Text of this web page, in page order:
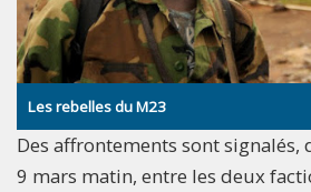
Les rebelles du M23
Des affrontements sont signalés,
9 mars matin, entre les deux